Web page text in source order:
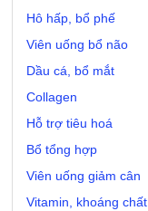
Hô hấp, bổ phế
Viên uống bổ não
Dầu cá, bổ mắt
Collagen
Hỗ trợ tiêu hoá
Bổ tổng hợp
Viên uống giảm cân
Vitamin, khoáng chất